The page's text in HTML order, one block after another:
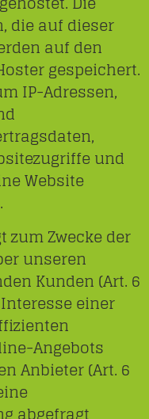
die auf dieser
auf den
gespeichert.
IP-Adressen,
und
Website
zum Zwecke der
unseren
Kunden (Art. 6
Interesse einer
Angebots
Anbieter (Art. 6